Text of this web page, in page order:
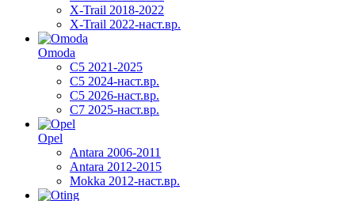
X-Trail 2018-2022
X-Trail 2022-наст.вр.
Omoda
C5 2021-2025
C5 2024-наст.вр.
C5 2026-наст.вр.
C7 2025-наст.вр.
Opel
Antara 2006-2011
Antara 2012-2015
Mokka 2012-наст.вр.